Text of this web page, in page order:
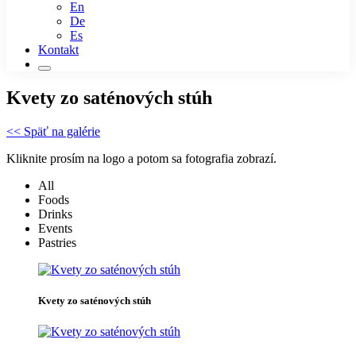
En
De
Es
Kontakt
Kvety zo saténových stúh
<< Späť na galérie
Kliknite prosím na logo a potom sa fotografia zobrazí.
All
Foods
Drinks
Events
Pastries
Kvety zo saténových stúh